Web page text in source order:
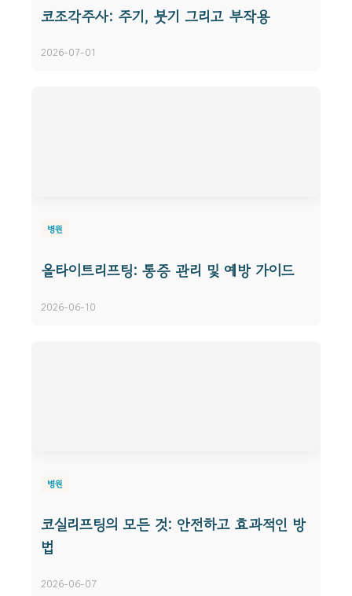
코조각주사: 주기, 붓기 그리고 부작용
2026-07-01
병원
올타이트리프팅: 통증 관리 및 예방 가이드
2026-06-10
병원
코실리프팅의 모든 것: 안전하고 효과적인 방
법
2026-06-07